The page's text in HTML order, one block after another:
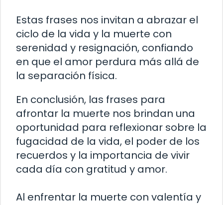
Estas frases nos invitan a abrazar el
ciclo de la vida y la muerte con
serenidad y resignación, confiando
en que el amor perdura más allá de
la separación física.
En conclusión, las frases para
afrontar la muerte nos brindan una
oportunidad para reflexionar sobre la
fugacidad de la vida, el poder de los
recuerdos y la importancia de vivir
cada día con gratitud y amor.
Al enfrentar la muerte con valentía y